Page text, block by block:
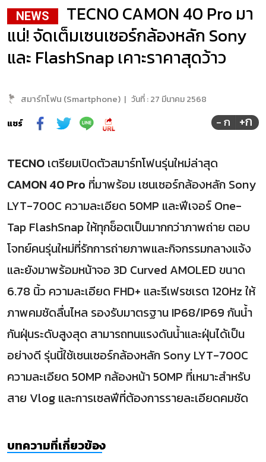
NEWS
TECNO CAMON 40 Pro มา
แน่! จัดเต็มเซนเซอร์กล้องหลัก Sony
และ FlashSnap เคาะราคาสุดว้าว
สมาร์ทโฟน (Smartphone) | วันที่ :27 มีนาคม 2568
แชร์
- ก +ก
TECNO เตรียมเปิดตัวสมาร์ทโฟนรุ่นใหม่ล่าสุด
CAMON 40 Pro ที่มาพร้อม เซนเซอร์กล้องหลัก Sony
LYT-700C ความละเอียด 50MP และฟีเจอร์ One-
Tap FlashSnap ให้ทุกช็อตเป็นมากกว่าภาพถ่าย ตอบ
โจทย์คนรุ่นใหม่ที่รักการถ่ายภาพและกิจกรรมกลางแจ้ง
และยังมาพร้อมหน้าจอ 3D Curved AMOLED ขนาด
6.78 นิ้ว ความละเอียด FHD+ และรีเฟรชเรต 120Hz ให้
ภาพคมชัดลื่นไหล รองรับมาตรฐาน IP68/IP69 กันน้ำ
กันฝุ่นระดับสูงสุด สามารถทนแรงดันน้ำและฝุ่นได้เป็น
อย่างดี รุ่นนี้ใช้เซนเซอร์กล้องหลัก Sony LYT-700C
ความละเอียด 50MP กล้องหน้า 50MP ที่เหมาะสำหรับ
สาย Vlog และการเซลฟีที่ต้องการรายละเอียดคมชัด
บทความที่เกี่ยวข้อง